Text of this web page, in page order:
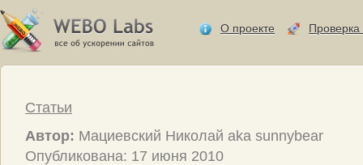
О проекте Проверка
Статьи
Автор: Мациевский Николай aka sunnybear
Опубликована: 17 июня 2010